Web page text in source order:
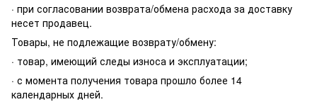
· при согласовании возврата/обмена расхода за доставку
несет продавец.
Товары, не подлежащие возврату/обмену:
· товар, имеющий следы износа и эксплуатации;
· с момента получения товара прошло более 14
календарных дней.